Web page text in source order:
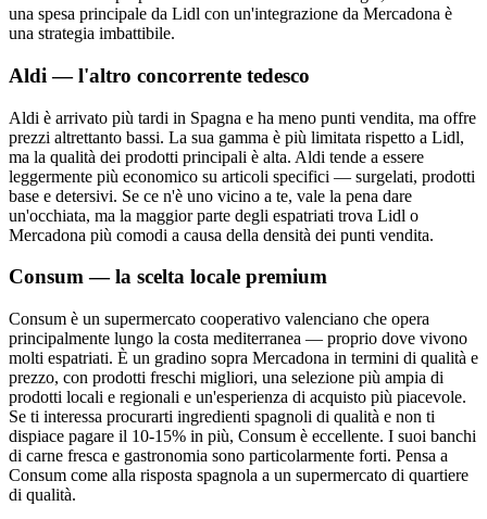
una spesa principale da Lidl con un'integrazione da Mercadona è
una strategia imbattibile.
Aldi — l'altro concorrente tedesco
Aldi è arrivato più tardi in Spagna e ha meno punti vendita, ma offre
prezzi altrettanto bassi. La sua gamma è più limitata rispetto a Lidl,
ma la qualità dei prodotti principali è alta. Aldi tende a essere
leggermente più economico su articoli specifici — surgelati, prodotti
base e detersivi. Se ce n'è uno vicino a te, vale la pena dare
un'occhiata, ma la maggior parte degli espatriati trova Lidl o
Mercadona più comodi a causa della densità dei punti vendita.
Consum — la scelta locale premium
Consum è un supermercato cooperativo valenciano che opera
principalmente lungo la costa mediterranea — proprio dove vivono
molti espatriati. È un gradino sopra Mercadona in termini di qualità e
prezzo, con prodotti freschi migliori, una selezione più ampia di
prodotti locali e regionali e un'esperienza di acquisto più piacevole.
Se ti interessa procurarti ingredienti spagnoli di qualità e non ti
dispiace pagare il 10-15% in più, Consum è eccellente. I suoi banchi
di carne fresca e gastronomia sono particolarmente forti. Pensa a
Consum come alla risposta spagnola a un supermercato di quartiere
di qualità.